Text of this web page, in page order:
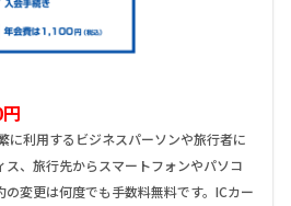
に利用するビジネスパーソンや旅行者に
ス、旅行先からスマートフォンやパソコ
の変更は何度でも手数料無料です。ICカー